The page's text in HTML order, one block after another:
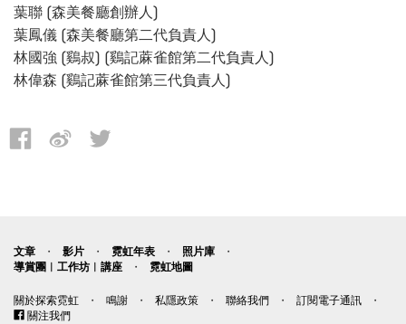
葉聯 (森美餐廳創辦人)
葉鳳儀 (森美餐廳第二代負責人)
林國強 (鷄叔) (鷄記蔴雀館第二代負責人)
林偉森 (鷄記蔴雀館第三代負責人)
文章 ・ 影片 ・ 霓虹年表 ・ 照片庫 ・
導賞團︱工作坊︱講座 ・ 霓虹地圖
關於探索霓虹 ・ 鳴謝 ・ 私隱政策 ・ 聯絡我們 ・ 訂閱電子通訊
・
關注我們